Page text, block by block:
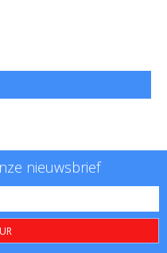
nieuwsbrief